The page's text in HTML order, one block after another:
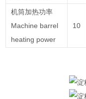
机筒加热功率
Machine barrel
heating power
10